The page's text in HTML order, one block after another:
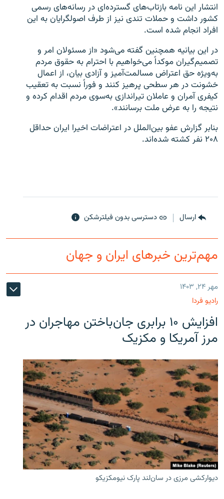
انتشار این نامه بازتاب‌های گسترده‌ای در رسانه‌های رسمی
کشور داشت و حملات تندی نیز از طرف اصولگرایان به این
افراد انجام شده است.
در این بیانیه همچنین گفته می‌شود «از مسئولان امر و
تصمیم‌گیران موکداً می‌خواهیم با احترام به حقوق مردم
به‌ویژه حق اعتراض مسالمت‌آمیز و آزادی بیان، از اعمال
خشونت در هر سطحی پرهیز کنند و فوراً نسبت به تعقیب
کیفری آمران و عاملان تیراندازی به‌سوی مردم اقدام کرده و
نتیجه را به عرض ملت برسانند».
بنابر گزارش عفو بین‌الملل در اعتراضات اخیرا ایران حداقل
۲۰۸ نفر کشته شده‌اند.
ارسال دسترسی بدون فیلترشکن
مهم‌ترین خبرهای ایران و جهان
مهر ۲۴, ۱۴۰۳
رادیو فردا
افزایش ۱۰ برابری جان‌باختن مهاجران در
مرز آمریکا و مکزیک
دیوارکشی مرزی در سان‌لند پارک نیومکزیکو